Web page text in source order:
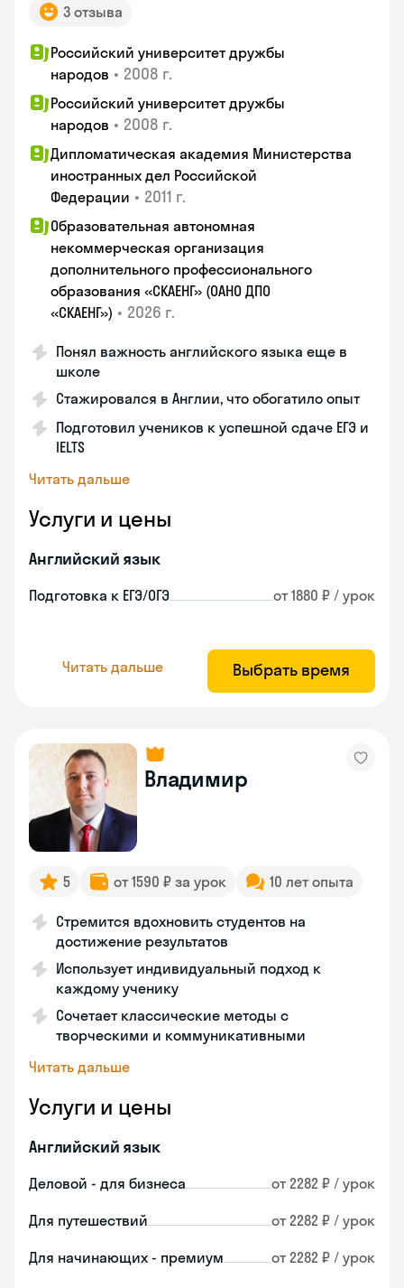
3 отзыва
Российский университет дружбы
народов • 2008 г.
Российский университет дружбы
народов • 2008 г.
Дипломатическая академия Министерства
иностранных дел Российской
Федерации • 2011 г.
Образовательная автономная
некоммерческая организация
дополнительного профессионального
образования «СКАЕНГ» (ОАНО ДПО
«СКАЕНГ») • 2026 г.
Понял важность английского языка еще в
школе
Стажировался в Англии, что обогатило опыт
Подготовил учеников к успешной сдаче ЕГЭ и
IELTS
Читать дальше
Услуги и цены
Английский язык
Подготовка к ЕГЭ/ОГЭ от 1880 ₽ / урок
Читать дальше Выбрать время
Владимир
5 от 1590 ₽ за урок 10 лет опыта
Стремится вдохновить студентов на
достижение результатов
Использует индивидуальный подход к
каждому ученику
Сочетает классические методы с
творческими и коммуникативными
Читать дальше
Услуги и цены
Английский язык
Деловой - для бизнеса от 2282 ₽ / урок
Для путешествий от 2282 ₽ / урок
Для начинающих - премиум от 2282 ₽ / урок